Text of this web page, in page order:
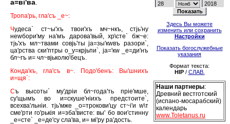
а=вi'ва
Тропа'рь, гла'съ _е~:
Чудеса` ст~ы'хъ твои'хъ мч~нкъ, стjь'ну
неwбори'му на'мъ дарова'вый, хр\сте` бж~е:
тjь'хъ мл~твами совjь'ты jа=зы'кwвъ разори`,
ца'рства ски'птры о_у=крjьпи`, jа='кw _е=ди'нъ
бл~гъ и= чл~вjьколю'бецъ.
Конда'къ, гла'съ в~. Подо'бенъ: Вы'шнихъ
и=щя`:
Съ высоты` му'дрiи бл~года'ть прiе'мше,
су'щымъ во и=скуше'нiихъ предстоите`,
всехва'льнiи. тjь'мже _о=трокови'цу ст~i'и w\т
сме'рти го'рькiя и=зба'висте: вы' бо вои'стинну
_е=сте` _е=де'су сла'ва, и= мi'ру ра'дость.
Здесь Вы можете
изменить или сохранить
Настройки
Показать богослужебные
указания
Формат текста:
HIP/ СЛАВ.
Наши партнеры:
Древний вестготский
(испано-мосарабский)
календарь
www.Toletanus.ru